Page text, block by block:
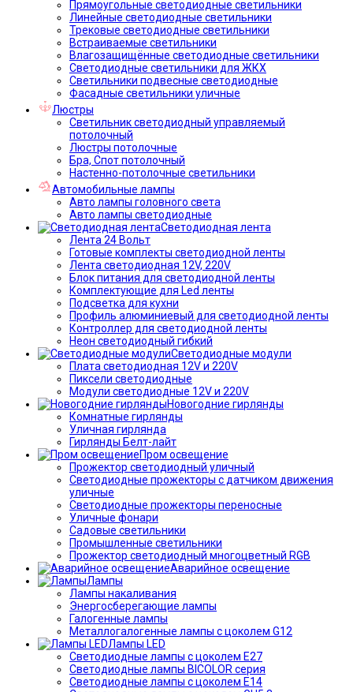
Прямоугольные светодиодные светильники
Линейные светодиодные светильники
Трековые светодиодные светильники
Встраиваемые светильники
Влагозащищённые светодиодные светильники
Светодиодные светильники для ЖКХ
Светильники подвесные светодиодные
Фасадные светильники уличные
Люстры
Светильник светодиодный управляемый
потолочный
Люстры потолочные
Бра, Спот потолочный
Настенно-потолочные светильники
Автомобильные лампы
Авто лампы головного света
Авто лампы светодиодные
Светодиодная лента
Лента 24 Вольт
Готовые комплекты светодиодной ленты
Лента светодиодная 12V, 220V
Блок питания для светодиодной ленты
Комплектующие для Led ленты
Подсветка для кухни
Профиль алюминиевый для светодиодной ленты
Контроллер для светодиодной ленты
Неон светодиодный гибкий
Светодиодные модули
Плата светодиодная 12V и 220V
Пиксели светодиодные
Модули светодиодные 12V и 220V
Новогодние гирлянды
Комнатные гирлянды
Уличная гирлянда
Гирлянды Белт-лайт
Пром освещение
Прожектор светодиодный уличный
Светодиодные прожекторы с датчиком движения
уличные
Светодиодные прожекторы переносные
Уличные фонари
Садовые светильники
Промышленные светильники
Прожектор светодиодный многоцветный RGB
Аварийное освещение
Лампы
Лампы накаливания
Энергосберегающие лампы
Галогенные лампы
Металлогалогенные лампы с цоколем G12
Лампы LED
Светодиодные лампы с цоколем E27
Светодиодные лампы BICOLOR серия
Светодиодные лампы с цоколем E14